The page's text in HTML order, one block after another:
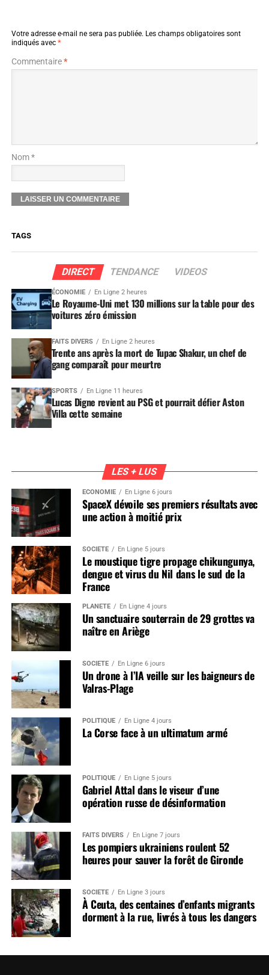
Votre adresse e-mail ne sera pas publiée. Les champs obligatoires sont
indiqués avec *
Commentaire*
Nom *
TAGS
DIRECT TENDANCE VIDEOS
ÉCONOMIE En Ligne 2 heures
Le Royaume-Uni met 130 millions sur la table pour des
voitures zéro émission
FAITS DIVERS En Ligne 2 heures
Trente ans après la mort de Tupac Shakur, un chef de
gang comparaît pour meurtre
SPORTS En Ligne 11 heures
Lucas Digne revient au PSG et pourrait défier Aston
Villa cette semaine
LES + LUS
ÉCONOMIE En Ligne 6 jours
SpaceX dévoile ses premiers résultats avec
une action à moitié prix
SOCIÉTÉ En Ligne 5 jours
Le moustique tigre propage chikungunya,
dengue et virus du Nil dans le sud de la
France
PLANÈTE En Ligne 4 jours
Un sanctuaire souterrain de 29 grottes va
naître en Ariège
SOCIÉTÉ En Ligne 6 jours
Un drone à l’IA veille sur les baigneurs de
Valras-Plage
POLITIQUE En Ligne 4 jours
La Corse face à un ultimatum armé
POLITIQUE En Ligne 5 jours
Gabriel Attal dans le viseur d’une
opération russe de désinformation
FAITS DIVERS En Ligne 7 jours
Les pompiers ukrainiens roulent 52
heures pour sauver la forêt de Gironde
SOCIÉTÉ En Ligne 3 jours
À Ceuta, des centaines d’enfants migrants
dorment à la rue, livrés à tous les dangers